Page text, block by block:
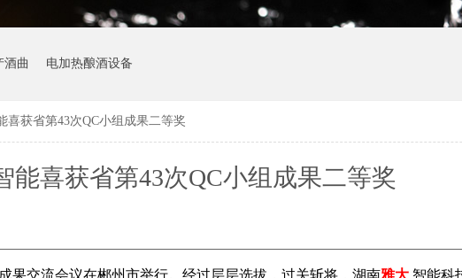
酒曲 电加热酿酒设备
喜获省第43次QC小组成果二等奖
能喜获省第43次QC小组成果二等奖
果交流会议在郴州市举行。经过层层选拔，过关斩将，湖南雅大 智能科